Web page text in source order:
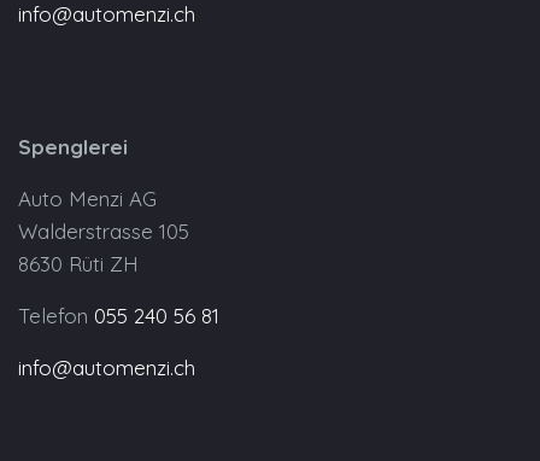
info@automenzi.ch
Spenglerei
Auto Menzi AG
Walderstrasse 105
8630 Rüti ZH
Telefon 055 240 56 81
info@automenzi.ch